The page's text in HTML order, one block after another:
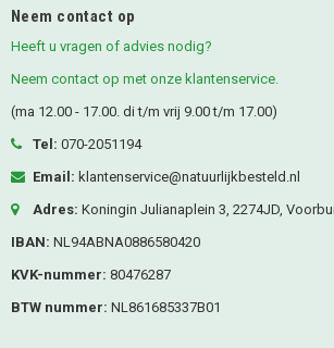
Neem contact op
Heeft u vragen of advies nodig?
Neem contact op met onze klantenservice.
(ma 12.00 - 17.00. di t/m vrij 9.00 t/m 17.00)
Tel: 070-2051194
Email: klantenservice@natuurlijkbesteld.nl
Adres: Koningin Julianaplein 3, 2274JD,
IBAN: NL94ABNA0886580420
KVK-nummer: 80476287
BTW nummer: NL861685337B01